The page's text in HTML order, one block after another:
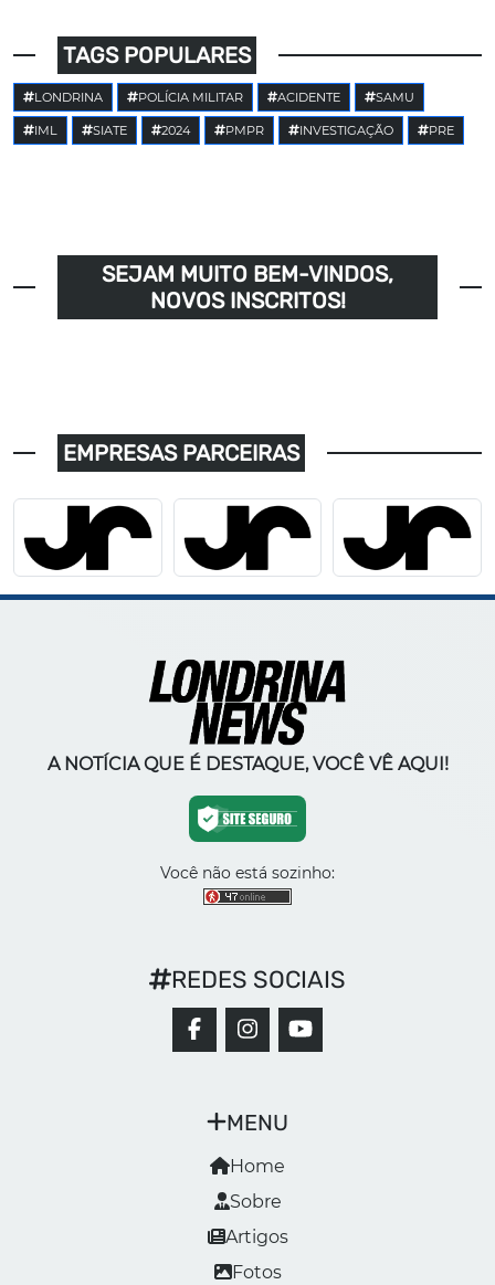
TAGS POPULARES
LONDRINA POLÍCIA MILITAR ACIDENTE SAMU
IML SIATE 2024 PMPR INVESTIGAÇÃO PRE
SEJAM MUITO BEM-VINDOS,
NOVOS INSCRITOS!
EMPRESAS PARCEIRAS
A NOTÍCIA QUE É DESTAQUE, VOCÊ VÊ AQUI!
Você não está sozinho:
MENU
Home
Sobre
Artigos
Fotos
REDES SOCIAIS